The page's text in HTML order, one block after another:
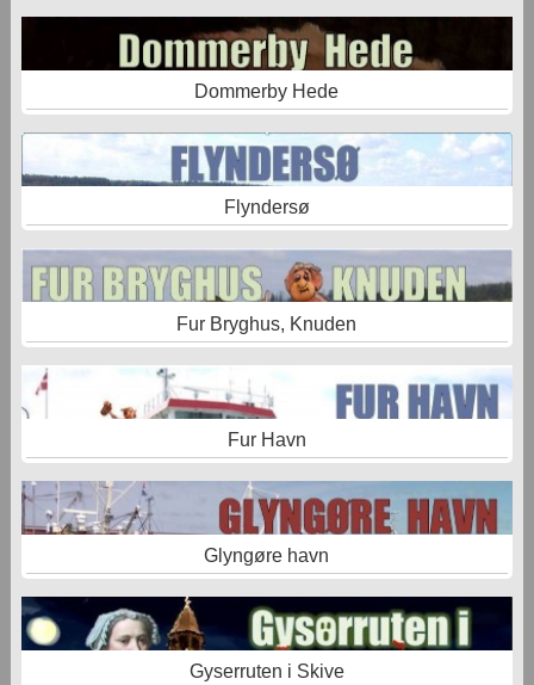
Dommerby Hede
Flyndersø
Fur Bryghus, Knuden
Fur Havn
Glyngøre havn
Gyserruten i Skive